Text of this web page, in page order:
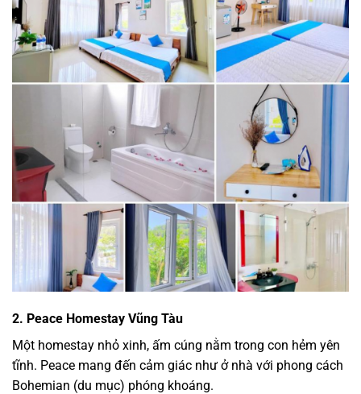
2. Peace Homestay Vũng Tàu
Một homestay nhỏ xinh, ấm cúng nằm trong con hẻm yên
tĩnh. Peace mang đến cảm giác như ở nhà với phong cách
Bohemian (du mục) phóng khoáng.